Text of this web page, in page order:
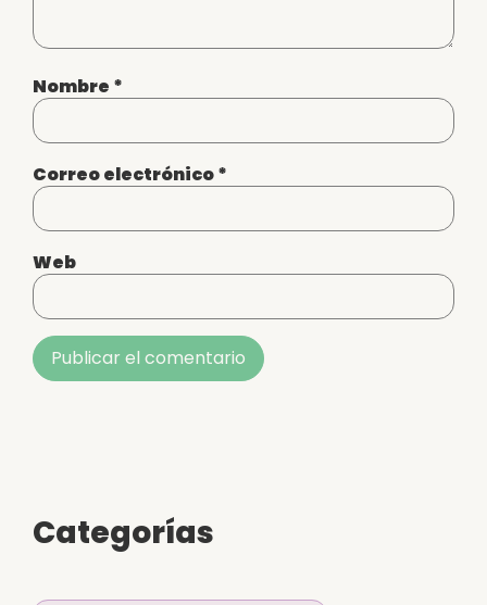
Nombre *
Correo electrónico*
Web
Categorías